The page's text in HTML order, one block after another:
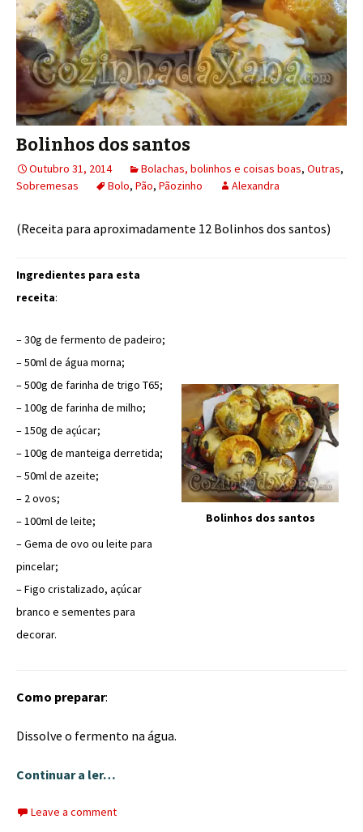
Bolinhos dos santos
Outubro 31, 2014 Bolachas, bolinhos e coisas boas, Outras,
Sobremesas
Bolo, Pão, Pãozinho Alexandra
(Receita para aproximadamente 12 Bolinhos dos santos)
Ingredientes para esta
receita:
– 30g de fermento de padeiro;
– 50ml de água morna;
– 500g de farinha de trigo T65;
– 100g de farinha de milho;
– 150g de açúcar;
– 100g de manteiga derretida;
– 50ml de azeite;
– 2 ovos;
– 100ml de leite;
– Gema de ovo ou leite para
pincelar;
– Figo cristalizado, açúcar
branco e sementes para
decorar.
Bolinhos dos santos
Como preparar:
Dissolve o fermento na água.
Continuar a ler…
Leave a comment